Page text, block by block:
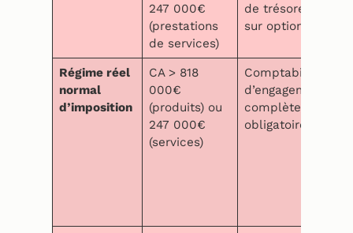
247 000€
(prestations
de services)
de trésorerie
sur option
Régime réel
normal
d’imposition
CA > 818
000€
(produits) ou
247 000€
(services)
Comptabilité
d’engagement
complète et
obligatoire